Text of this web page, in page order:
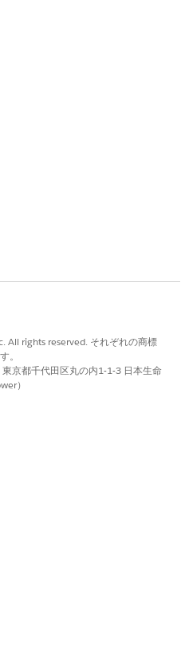
決されましたか?
All rights reserved. それぞれの商標
。
京都千代田区丸の内1-1-3 日本生命
）